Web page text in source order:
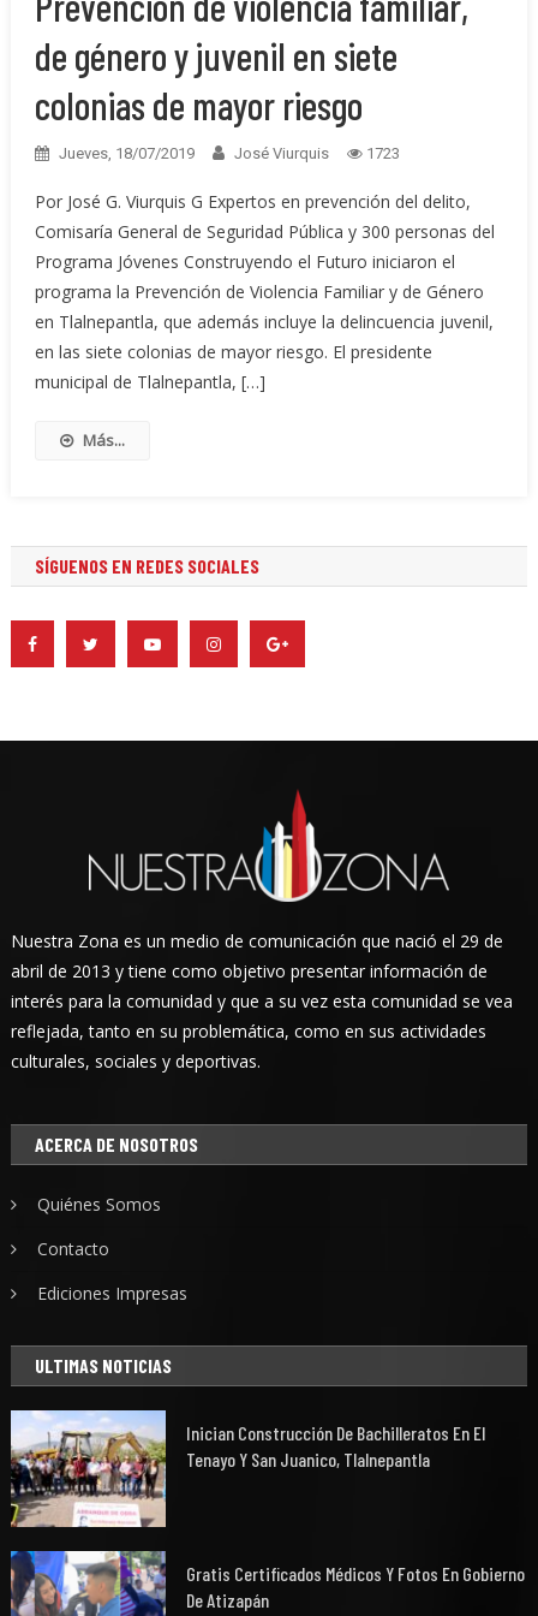
de género y juvenil en siete
colonias de mayor riesgo
Jueves, 18/07/2019 José Viurquis 1723
Por José G. Viurquis G Expertos en prevención del delito,
Comisaría General de Seguridad Pública y 300 personas del
Programa Jóvenes Construyendo el Futuro iniciaron el
programa la Prevención de Violencia Familiar y de Género
en Tlalnepantla, que además incluye la delincuencia juvenil,
en las siete colonias de mayor riesgo. El presidente
municipal de Tlalnepantla, […]
Más...
SÍGUENOS EN REDES SOCIALES
Nuestra Zona es un medio de comunicación que nació el 29 de
abril de 2013 y tiene como objetivo presentar información de
interés para la comunidad y que a su vez esta comunidad se vea
reflejada, tanto en su problemática, como en sus actividades
culturales, sociales y deportivas.
ACERCA DE NOSOTROS
Quiénes Somos
Contacto
Ediciones Impresas
ULTIMAS NOTICIAS
Inician Construcción De Bachilleratos En El
Tenayo Y San Juanico, Tlalnepantla
Gratis Certificados Médicos Y Fotos En Gobierno
De Atizapán